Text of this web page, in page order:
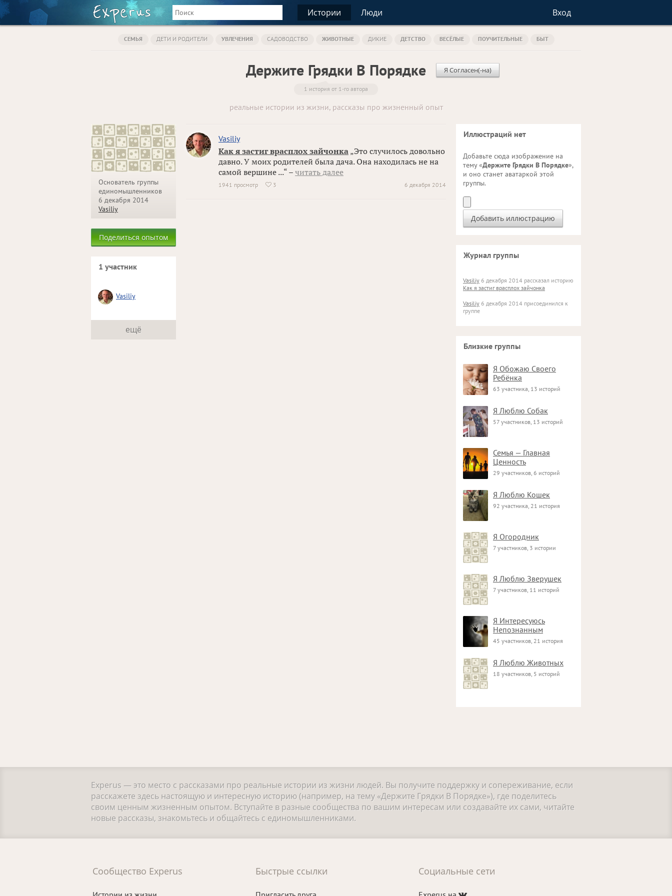
Истории Люди Вход
СЕМЬЯ ДЕТИ И РОДИТЕЛИ УВЛЕЧЕНИЯ САДОВОДСТВО ЖИВОТНЫЕ ДИКИЕ ДЕТСТВО ВЕСЁЛЫЕ ПОУЧИТЕЛЬНЫЕ БЫТ
Держите Грядки В Порядке Я Согласен(-на)
1 история от 1-го автора
реальные истории из жизни, рассказы про жизненный опыт
Основатель группы
единомышленников
6 декабря 2014
Vasiliy
Поделиться опытом
1 участник
Vasiliy
ещё
Vasiliy
Как я застиг врасплох зайчонка „Это случилось довольно
давно. У моих родителей была дача. Она находилась не на
самой вершине ...“ – читать далее
6 декабря 2014
1941 просмотр  3
Иллюстраций нет
Добавьте сюда изображение на
тему «Держите Грядки В Порядке»,
и оно станет аватаркой этой
группы.
Журнал группы
Vasiliy 6 декабря 2014 рассказал историю
Как я застиг врасплох зайчонка
Vasiliy 6 декабря 2014 присоединился к
группе
Близкие группы
Я Обожаю Своего
Ребёнка
63 участника, 13 историй
Я Люблю Собак
57 участников, 13 историй
Семья — Главная
Ценность
29 участников, 6 историй
Я Люблю Кошек
92 участника, 21 история
Я Огородник
7 участников, 3 истории
Я Люблю Зверушек
7 участников, 11 историй
Я Интересуюсь
Непознанным
45 участников, 21 история
Я Люблю Животных
18 участников, 5 историй
Experus — это место с рассказами про реальные истории из жизни людей. Вы получите поддержку и сопереживание, если
расскажете здесь настоящую и интересную историю (например, на тему «Держите Грядки В Порядке»), где поделитесь
своим ценным жизненным опытом. Вступайте в разные сообщества по вашим интересам или создавайте их сами, читайте
новые рассказы, знакомьтесь и общайтесь с единомышленниками.
Сообщество Experus Быстрые ссылки Социальные сети